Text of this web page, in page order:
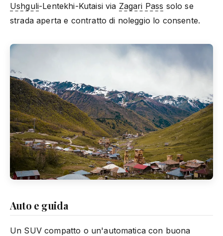
Ushguli-Lentekhi-Kutaisi via Zagari Pass solo se
strada aperta e contratto di noleggio lo consente.
Auto e guida
Un SUV compatto o un'automatica con buona